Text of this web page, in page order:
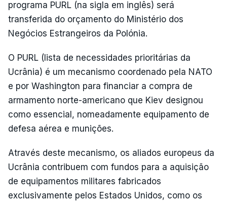
programa PURL (na sigla em inglês) será
transferida do orçamento do Ministério dos
Negócios Estrangeiros da Polónia.
O PURL (lista de necessidades prioritárias da
Ucrânia) é um mecanismo coordenado pela NATO
e por Washington para financiar a compra de
armamento norte-americano que Kiev designou
como essencial, nomeadamente equipamento de
defesa aérea e munições.
Através deste mecanismo, os aliados europeus da
Ucrânia contribuem com fundos para a aquisição
de equipamentos militares fabricados
exclusivamente pelos Estados Unidos, como os